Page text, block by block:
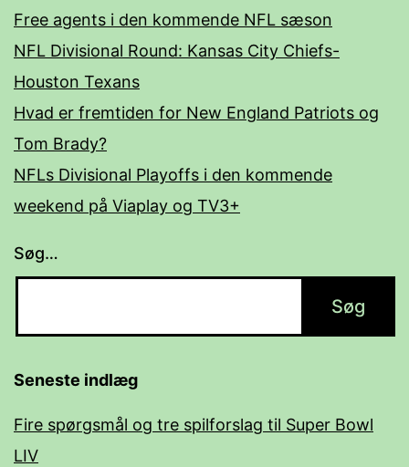
Free agents i den kommende NFL sæson
NFL Divisional Round: Kansas City Chiefs-
Houston Texans
Hvad er fremtiden for New England Patriots og
Tom Brady?
NFLs Divisional Playoffs i den kommende
weekend på Viaplay og TV3+
Søg…
Seneste indlæg
Fire spørgsmål og tre spilforslag til Super Bowl
LIV